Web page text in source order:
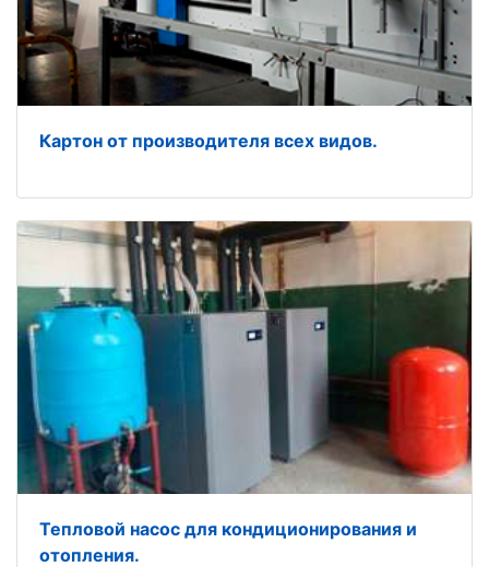
Картон от производителя всех видов.
Тепловой насос для кондиционирования и
отопления.